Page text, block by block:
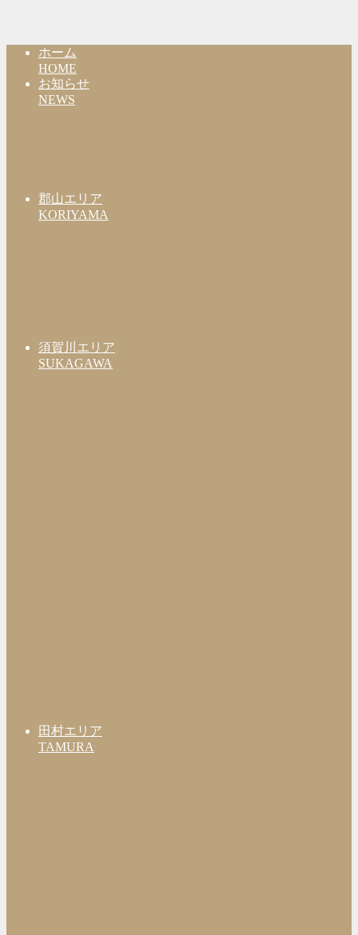
ホーム
HOME
お知らせ
NEWS
郡山エリア
KORIYAMA
須賀川エリア
SUKAGAWA
田村エリア
TAMURA